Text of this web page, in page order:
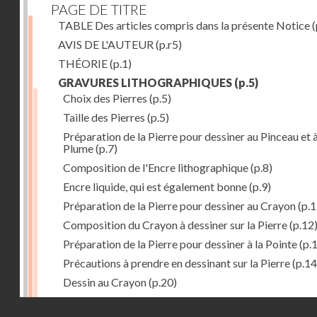
PAGE DE TITRE
TABLE Des articles compris dans la présente Notice
AVIS DE L'AUTEUR (p.r5)
THÉORIE(p.1)
GRAVURES LITHOGRAPHIQUES (p.5)
Choix des Pierres (p.5)
Taille des Pierres (p.5)
Préparation de la Pierre pour dessiner au Pinceau et
Plume(p.7)
Composition de l'Encre lithographique(p.8)
Encre liquide, qui est également bonne(p.9)
Préparation de la Pierre pour dessiner au Crayon
Composition du Crayon à dessiner sur la Pierre(p.12)
Préparation de la Pierre pour dessiner à la Pointe
Précautions à prendre en dessinant sur la Pierre
Dessin au Crayon(p.20)
Dessin à l'Encre(p.21)